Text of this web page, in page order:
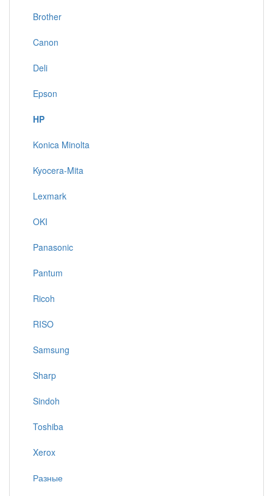
Brother
Canon
Deli
Epson
HP
Konica Minolta
Kyocera-Mita
Lexmark
OKI
Panasonic
Pantum
Ricoh
RISO
Samsung
Sharp
Sindoh
Toshiba
Xerox
Разные